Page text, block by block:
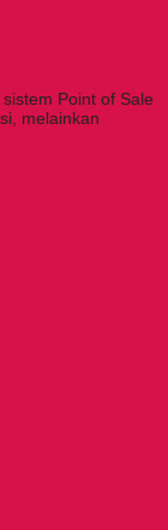
Point of Sale
melainkan